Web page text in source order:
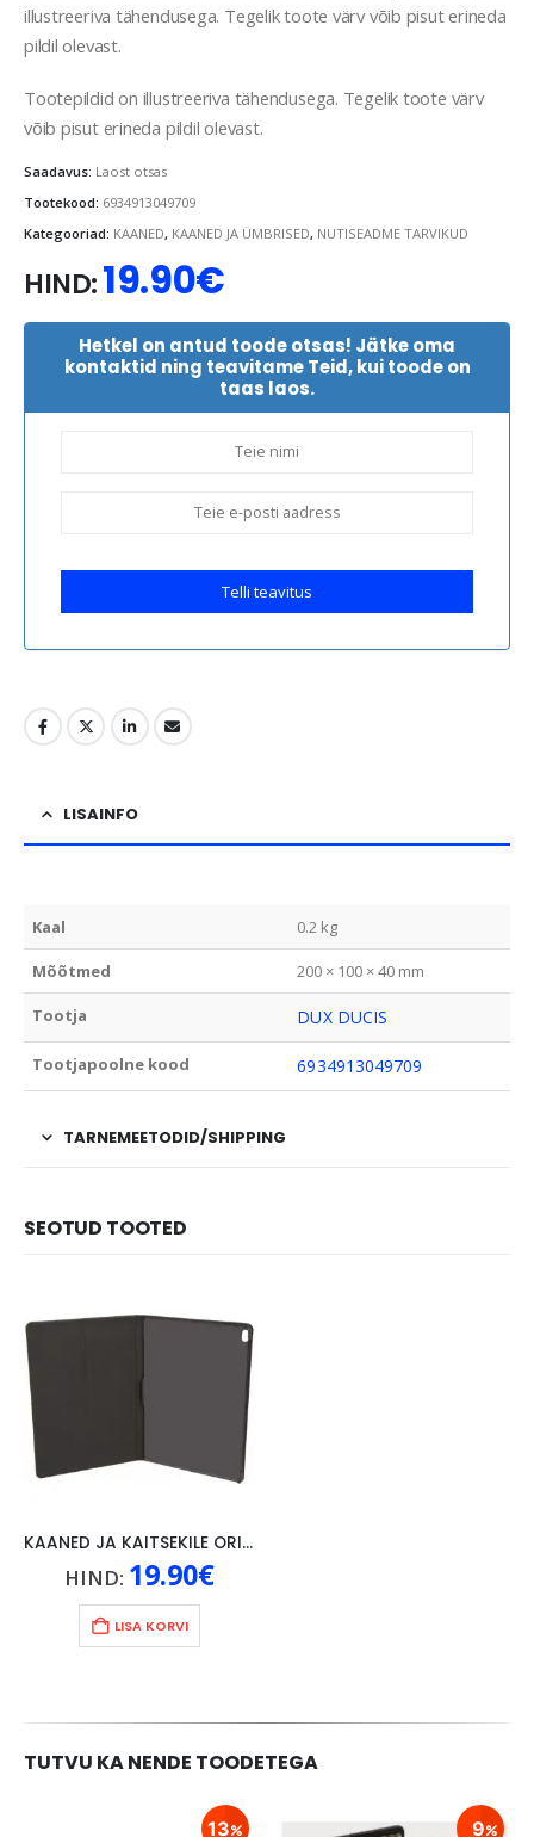
illustreeriva tähendusega. Tegelik toote värv võib pisut erineda
pildil olevast.
Tootepildid on illustreeriva tähendusega. Tegelik toote värv
võib pisut erineda pildil olevast.
Saadavus: Laost otsas
Tootekood: 6934913049709
Kategooriad: KAANED, KAANED JA ÜMBRISED, NUTISEADME TARVIKUD
HIND:19.90€
Hetkel on antud toode otsas! Jätke oma
kontaktid ning teavitame Teid, kui toode on
taas laos.
Telli teavitus
LISAINFO
Kaal 0.2 kg
Mõõtmed 200 × 100 × 40 mm
Tootja DUX DUCIS
Tootjapoolne kood 6934913049709
TARNEMEETODID/SHIPPING
SEOTUD TOOTED
KAANED JA KAITSEKILE ORIGINAAL LENOVO P10, MUST
HIND: 19.90€
LISA KORVI
TUTVU KA NENDE TOODETEGA
13 9